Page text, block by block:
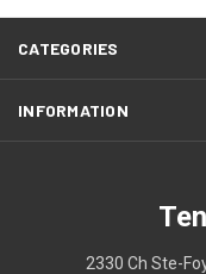
CATEGORIES
INFORMATION
2330 Ch Ste-